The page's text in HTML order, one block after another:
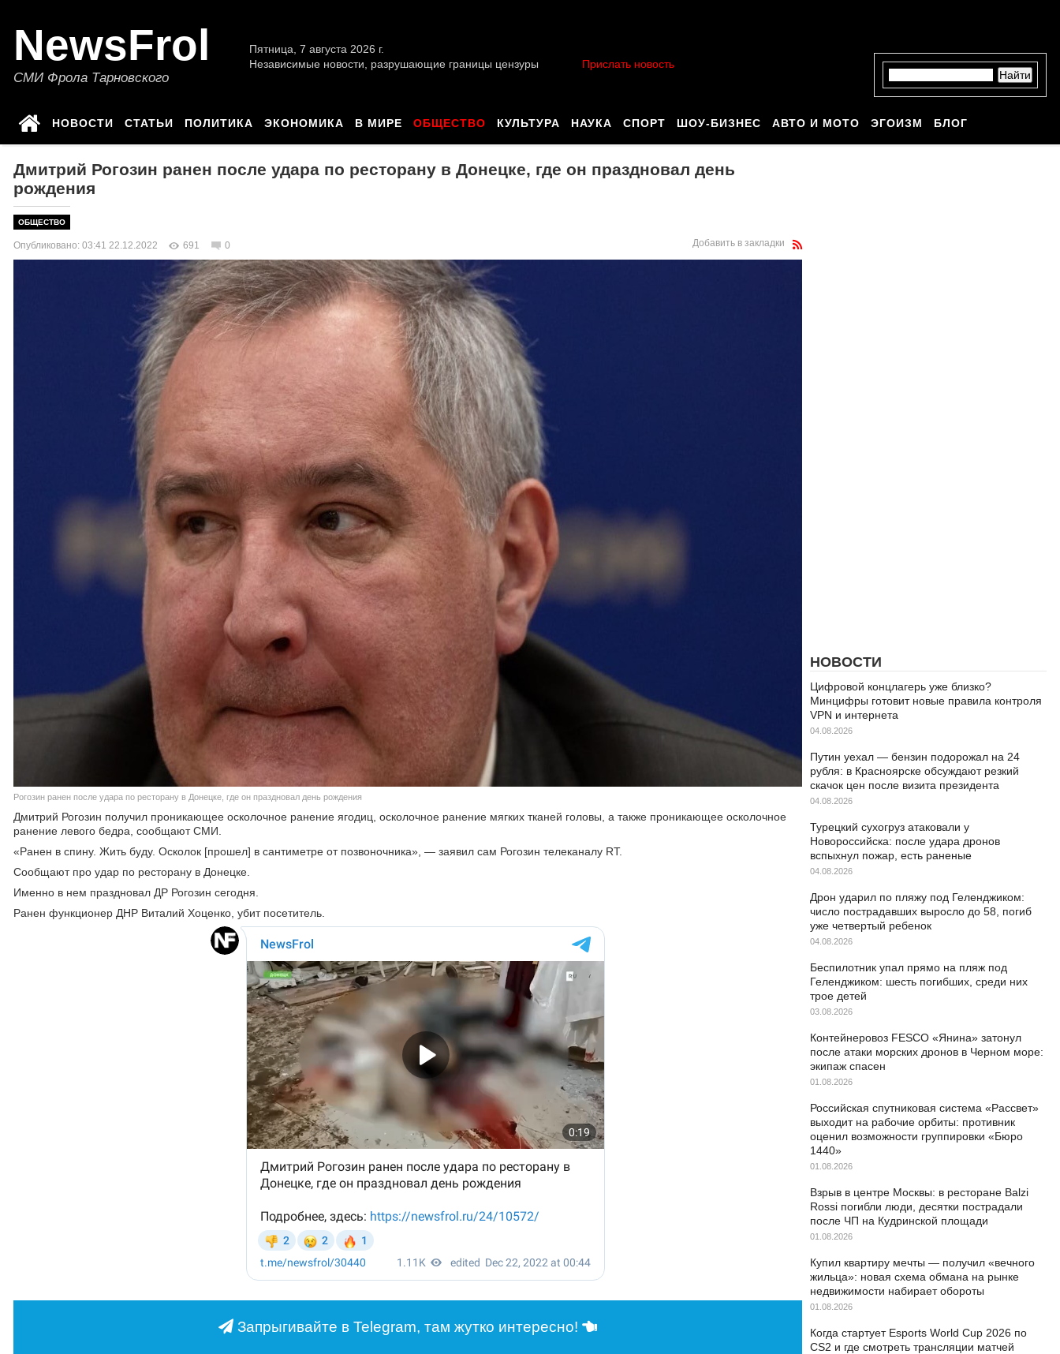
NewsFrol
СМИ Фрола Тарновского
Пятница, 7 августа 2026 г.
Независимые новости, разрушающие границы цензуры
Прислать новость
НОВОСТИ СТАТЬИ ПОЛИТИКА ЭКОНОМИКА В МИРЕ ОБЩЕСТВО КУЛЬТУРА НАУКА СПОРТ ШОУ-БИЗНЕС АВТО И МОТО ЭГОИЗМ БЛОГ
Дмитрий Рогозин ранен после удара по ресторану в Донецке, где он праздновал день
рождения
ОБЩЕСТВО
Опубликовано: 03:41 22.12.2022 691 0 Добавить в закладки
Рогозин ранен после удара по ресторану в Донецке, где он праздновал день рождения
Дмитрий Рогозин получил проникающее осколочное ранение ягодиц, осколочное ранение мягких тканей головы, а также проникающее осколочное
ранение левого бедра, сообщают СМИ.
«Ранен в спину. Жить буду. Осколок [прошел] в сантиметре от позвоночника», — заявил сам Рогозин телеканалу RT.
Сообщают про удар по ресторану в Донецке.
Именно в нем праздновал ДР Рогозин сегодня.
Ранен функционер ДНР Виталий Хоценко, убит посетитель.
Запрыгивайте в Telegram, там жутко интересно!
НОВОСТИ
Цифровой концлагерь уже близко?
Минцифры готовит новые правила контроля
VPN и интернета
04.08.2026
Путин уехал — бензин подорожал на 24
рубля: в Красноярске обсуждают резкий
скачок цен после визита президента
04.08.2026
Турецкий сухогруз атаковали у
Новороссийска: после удара дронов
вспыхнул пожар, есть раненые
04.08.2026
Дрон ударил по пляжу под Геленджиком:
число пострадавших выросло до 58, погиб
уже четвертый ребенок
04.08.2026
Беспилотник упал прямо на пляж под
Геленджиком: шесть погибших, среди них
трое детей
03.08.2026
Контейнеровоз FESCO «Янина» затонул
после атаки морских дронов в Черном море:
экипаж спасен
01.08.2026
Российская спутниковая система «Рассвет»
выходит на рабочие орбиты: противник
оценил возможности группировки «Бюро
1440»
01.08.2026
Взрыв в центре Москвы: в ресторане Balzi
Rossi погибли люди, десятки пострадали
после ЧП на Кудринской площади
01.08.2026
Купил квартиру мечты — получил «вечного
жильца»: новая схема обмана на рынке
недвижимости набирает обороты
01.08.2026
Когда стартует Esports World Cup 2026 по
CS2 и где смотреть трансляции матчей